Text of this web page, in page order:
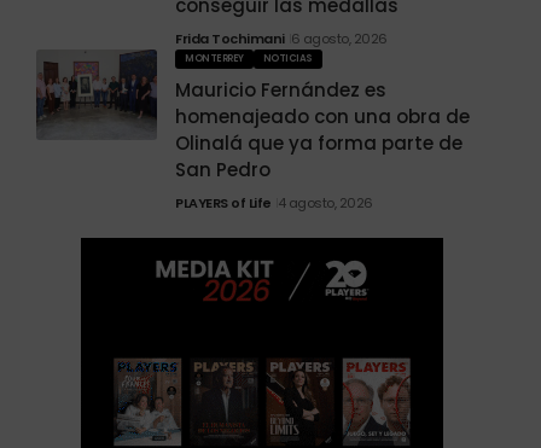
conseguir las medallas
Frida Tochimani 6 agosto, 2026
MONTERREY NOTICIAS
Mauricio Fernández es
homenajeado con una obra de
Olinalá que ya forma parte de
San Pedro
PLAYERS of Life 4 agosto, 2026